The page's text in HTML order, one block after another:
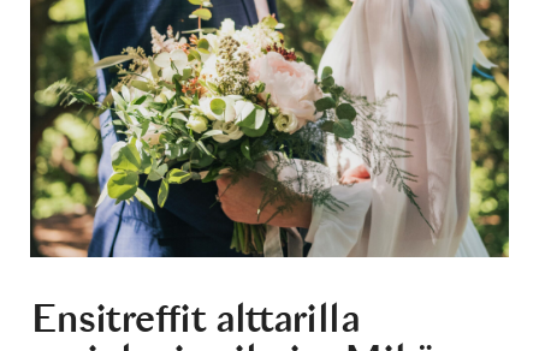
Ensitreffit alttarilla